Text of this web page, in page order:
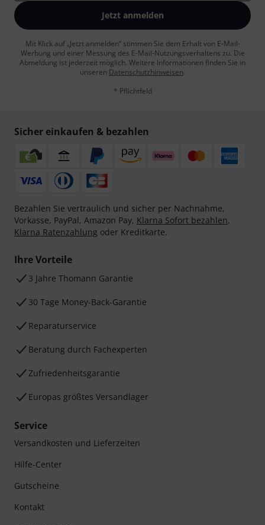
Jetzt anmelden
Mit Klick auf „Jetzt anmelden“ stimmen Sie dem Erhalt von E-Mail-
Werbung und einer Messung des E-Mail-Nutzungsverhaltens zu. Die
Abmeldung ist jederzeit möglich. Weitere Informationen finden Sie in
unseren Datenschutzhinweisen.
* Pflichtfeld
Sicher einkaufen & bezahlen
Bezahlen Sie vertraulich und sicher per Nachnahme,
Vorkasse, PayPal, Amazon Pay, Klarna Sofort bezahlen,
Klarna Ratenzahlung oder Kreditkarte.
Ihre Vorteile
3 Jahre Thomann Garantie
30 Tage Money-Back-Garantie
Reparaturservice
Beratung durch Fachexperten
Zufriedenheitsgarantie
Europas größtes Versandlager
Service
Versandkosten und Lieferzeiten
Hilfe-Center
Gutscheine
Kontakt